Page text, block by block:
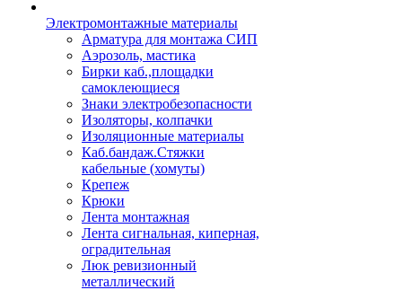
Электромонтажные материалы
Арматура для монтажа СИП
Аэрозоль, мастика
Бирки каб.,площадки
самоклеющиеся
Знаки электробезопасности
Изоляторы, колпачки
Изоляционные материалы
Каб.бандаж.Стяжки
кабельные (хомуты)
Крепеж
Крюки
Лента монтажная
Лента сигнальная, киперная,
оградительная
Люк ревизионный
металлический